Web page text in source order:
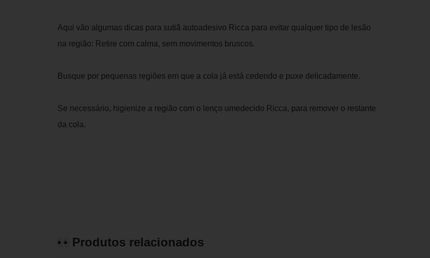
Aqui vão algumas dicas para sutiã autoadesivo Ricca para evitar qualquer tipo de lesão
na região: Retire com calma, sem movimentos bruscos.
Busque por pequenas regiões em que a cola já está cedendo e puxe delicadamente.
Se necessário, higienize a região com o lenço umedecido Ricca, para remover o restante
da cola.
Produtos relacionados